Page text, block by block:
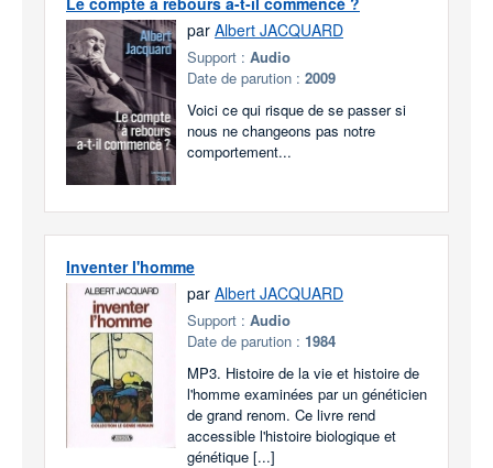
par Albert JACQUARD
Support : Audio
Date de parution : 2009
Voici ce qui risque de se passer si
nous ne changeons pas notre
comportement...
Inventer l'homme
par Albert JACQUARD
Support : Audio
Date de parution : 1984
MP3. Histoire de la vie et histoire de
l'homme examinées par un généticien
de grand renom. Ce livre rend
accessible l'histoire biologique et
génétique [...]